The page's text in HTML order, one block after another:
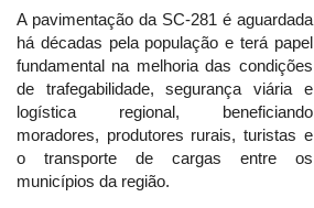
A pavimentação da SC-281 é aguardada
há décadas pela população e terá papel
fundamental na melhoria das condições
de trafegabilidade, segurança viária e
logística regional, beneficiando
moradores, produtores rurais, turistas e
o transporte de cargas entre os
municípios da região.